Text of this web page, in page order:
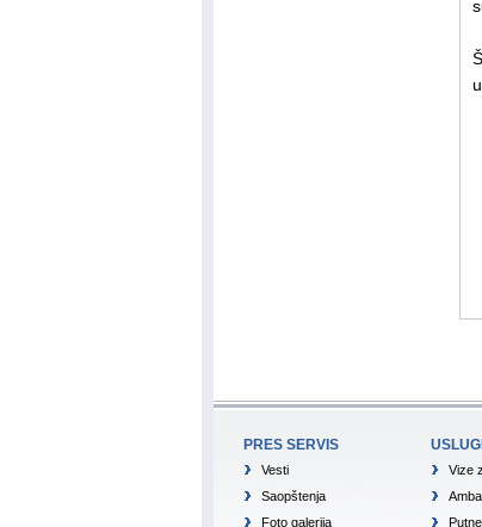
PRES SERVIS
Vesti
Saopštenja
Foto galerija
Vize